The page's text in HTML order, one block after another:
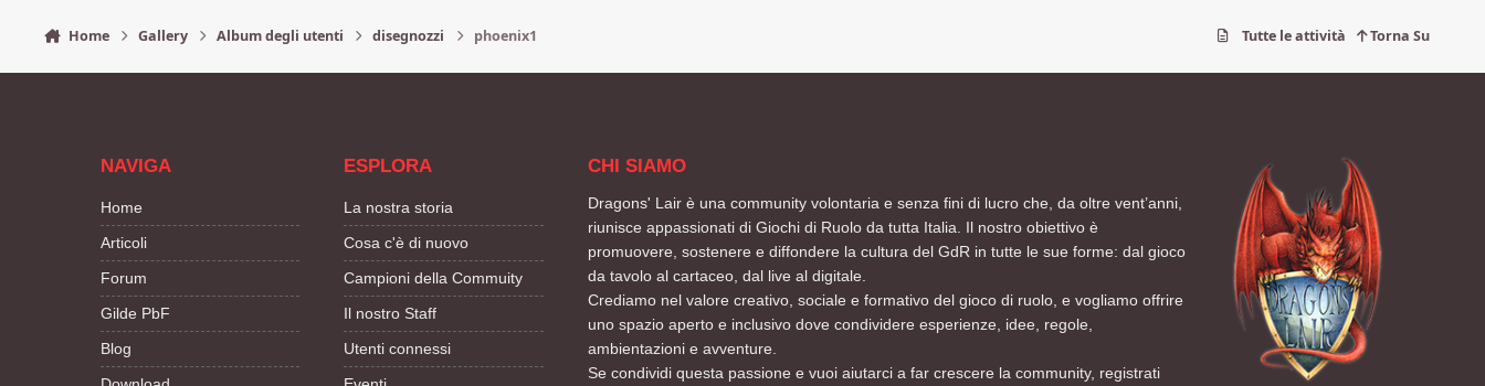
Home Gallery Album degli utenti disegnozzi phoenix1 Tutte le attività Torna Su
NAVIGA
Home
Articoli
Forum
Gilde PbF
Blog
ESPLORA
La nostra storia
Cosa c'è di nuovo
Campioni della Commuity
Il nostro Staff
Utenti connessi
CHI SIAMO
Dragons' Lair è una community volontaria e senza fini di lucro che, da oltre vent’anni,
riunisce appassionati di Giochi di Ruolo da tutta Italia. Il nostro obiettivo è
promuovere, sostenere e diffondere la cultura del GdR in tutte le sue forme: dal gioco
da tavolo al cartaceo, dal live al digitale.
Crediamo nel valore creativo, sociale e formativo del gioco di ruolo, e vogliamo offrire
uno spazio aperto e inclusivo dove condividere esperienze, idee, regole,
ambientazioni e avventure.
Se condividi questa passione e vuoi aiutarci a far crescere la community, registrati